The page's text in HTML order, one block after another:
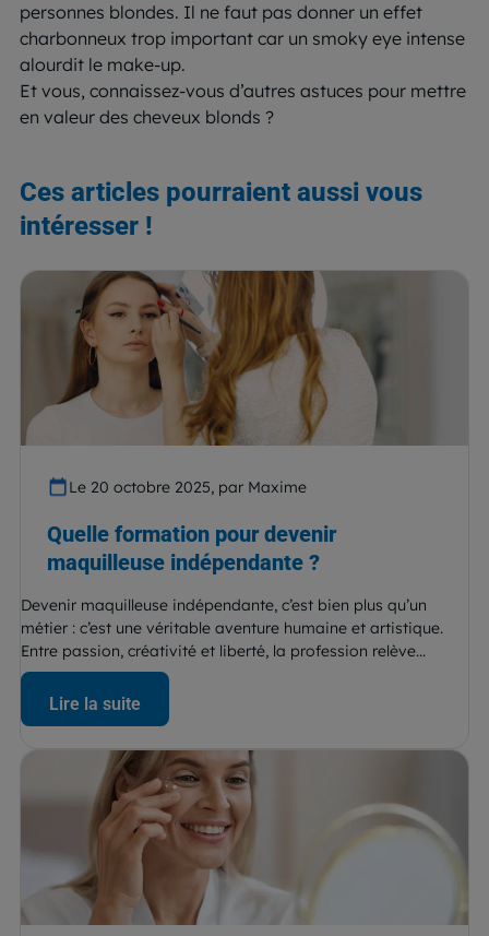
personnes blondes. Il ne faut pas donner un effet
charbonneux trop important car un smoky eye intense
alourdit le make-up.
Et vous, connaissez-vous d’autres astuces pour mettre
en valeur des cheveux blonds ?
Ces articles pourraient aussi vous
intéresser !
Le 20 octobre 2025, par Maxime
Quelle formation pour devenir
maquilleuse indépendante ?
Devenir maquilleuse indépendante, c’est bien plus qu’un
métier : c’est une véritable aventure humaine et artistique.
Entre passion, créativité et liberté, la profession relève...
Lire la suite